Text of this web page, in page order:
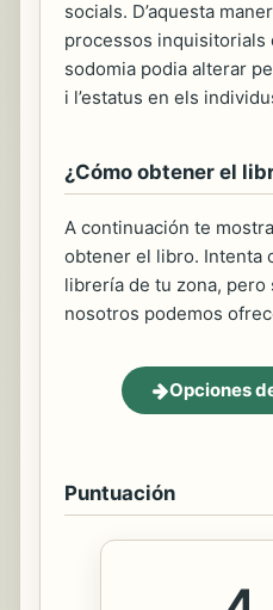
socials. D’aquesta
processos inquisitorials
sodomia podia alterar
i l’estatus en els
¿Cómo obtener el
A continuación te
obtener el libro. Intenta
librería de tu zona, pero
nosotros podemos
Opciones
Puntuación